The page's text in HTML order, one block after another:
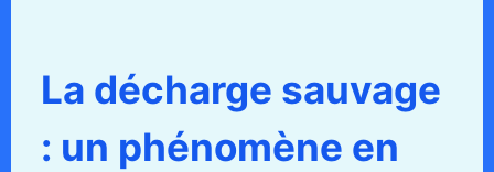
La décharge sauvage
: un phénomène en